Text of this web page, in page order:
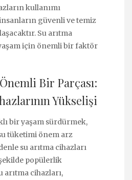
kullanımı
güvenli ve temiz
Su arıtma
yaşam için önemli bir faktör
Bir Parçası:
Yükselişi
bir yaşam sürdürmek,
tüketimi önem arz
su arıtma cihazları
popülerlik
arıtma cihazları,